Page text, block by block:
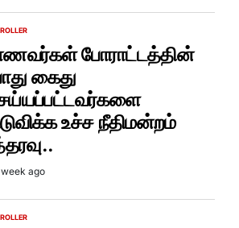
போராட்டத்தின்
கைது
உச்ச நீதிமன்றம்
week ago